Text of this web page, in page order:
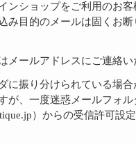
ンショップをご利用のお
み目的のメールは固くお
メールアドレスにご連絡
に振り分けられている場
が、一度迷惑メールフォ
）からの受信許可設